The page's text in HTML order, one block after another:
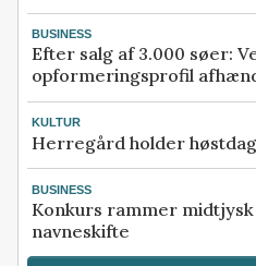
BUSINESS
Efter salg af 3.000 søer:
opformeringsprofil
KULTUR
Herregård holder høstdag
BUSINESS
Konkurs rammer
navneskifte